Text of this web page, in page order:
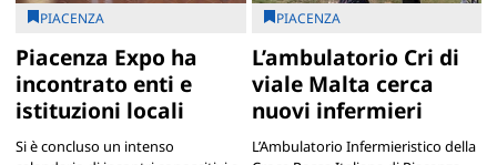
PIACENZA
Piacenza Expo ha
incontrato enti e
istituzioni locali
Si è concluso un intenso
PIACENZA
L’ambulatorio Cri di
viale Malta cerca
nuovi infermieri
L’Ambulatorio Infermieristico della